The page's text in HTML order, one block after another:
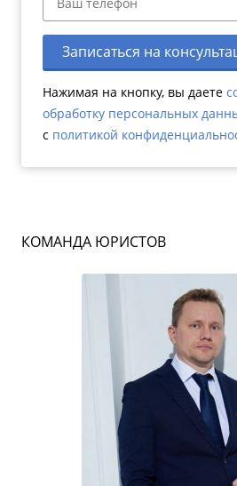
Записаться на
Нажимая на кнопку, вы даете
обработку персональных
c политикой
КОМАНДА ЮРИСТОВ